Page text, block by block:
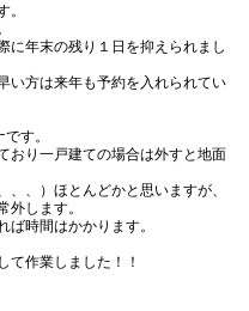
。
に年末の残り１日を抑えられまし
い方は来年も予約を入れられてい
す。
おり一戸建ての場合は外すと地面
、）ほとんどかと思いますが、
外します。
ば時間はかかります。
て作業しました！！